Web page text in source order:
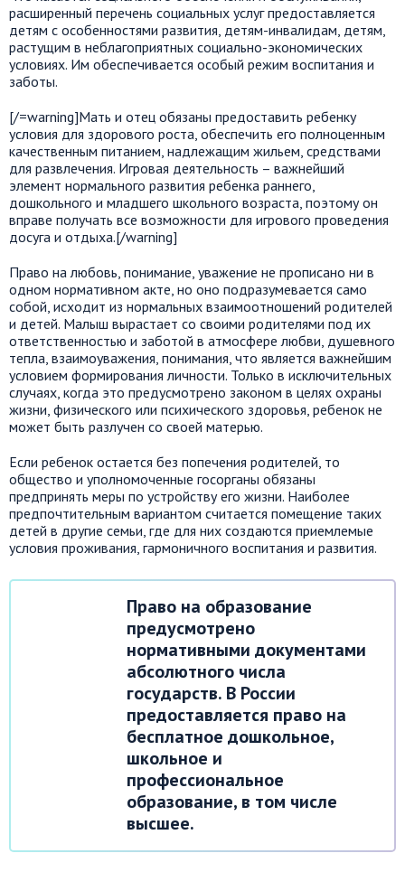
расширенный перечень социальных услуг предоставляется
детям с особенностями развития, детям-инвалидам, детям,
растущим в неблагоприятных социально-экономических
условиях. Им обеспечивается особый режим воспитания и
заботы.
[/=warning]Мать и отец обязаны предоставить ребенку
условия для здорового роста, обеспечить его полноценным
качественным питанием, надлежащим жильем, средствами
для развлечения. Игровая деятельность – важнейший
элемент нормального развития ребенка раннего,
дошкольного и младшего школьного возраста, поэтому он
вправе получать все возможности для игрового проведения
досуга и отдыха.[/warning]
Право на любовь, понимание, уважение не прописано ни в
одном нормативном акте, но оно подразумевается само
собой, исходит из нормальных взаимоотношений родителей
и детей. Малыш вырастает со своими родителями под их
ответственностью и заботой в атмосфере любви, душевного
тепла, взаимоуважения, понимания, что является важнейшим
условием формирования личности. Только в исключительных
случаях, когда это предусмотрено законом в целях охраны
жизни, физического или психического здоровья, ребенок не
может быть разлучен со своей матерью.
Если ребенок остается без попечения родителей, то
общество и уполномоченные госорганы обязаны
предпринять меры по устройству его жизни. Наиболее
предпочтительным вариантом считается помещение таких
детей в другие семьи, где для них создаются приемлемые
условия проживания, гармоничного воспитания и развития.
Право на образование
предусмотрено
нормативными документами
абсолютного числа
государств. В России
предоставляется право на
бесплатное дошкольное,
школьное и
профессиональное
образование, в том числе
высшее.